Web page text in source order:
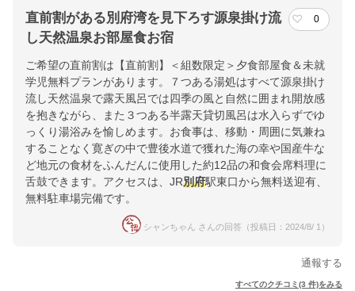
直前割がある別府湾を見下ろす源泉掛け流
し天然温泉お部屋食お宿
0
ご希望の直前割は【直前割】＜組数限定＞夕食部屋食＆未就
学児無料プランがあります。７つある湯処はすべて源泉掛け
流し天然温泉で露天風呂では四季の風と自然に囲まれ開放感
を抱きながら、また３つある半露天貸切風呂は水入らずでゆ
っくり湯浴みを愉しめます。お食事は、移動・周囲に気兼ね
することなく寛ぎの中で豊後水道で獲れた海の幸や国産牛な
ど地元の食材をふんだんに使用した約12品の和食会席料理に
舌鼓できます。アクセスは、JR別府駅東口から無料送迎有、
無料駐車場完備です。
シャンちゃん さんの回答（投稿日：2024/8/ 1）
通報する
すべてのクチコミ(3 件)をみる